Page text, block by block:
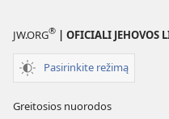
JW.ORG® | OFICIALI JEHOVOS
Pasirinkite režimą
Greitosios nuorodos